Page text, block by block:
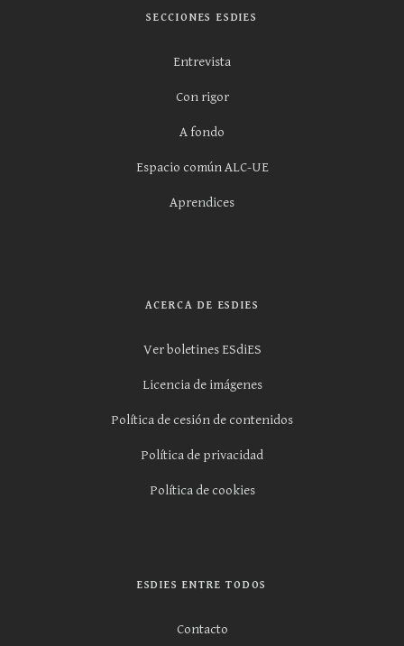
SECCIONES ESDIES
Entrevista
Con rigor
A fondo
Espacio común ALC-UE
Aprendices
ACERCA DE ESDIES
Ver boletines ESdiES
Licencia de imágenes
Política de cesión de contenidos
Política de privacidad
Política de cookies
ESDIES ENTRE TODOS
Contacto